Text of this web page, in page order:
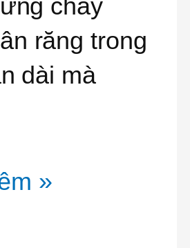
chảy
răng trong
dài mà
»